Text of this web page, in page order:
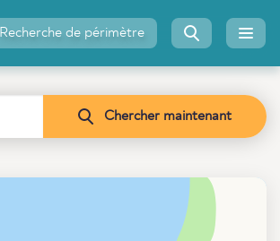
Recherche de périmètre
Chercher maintenant